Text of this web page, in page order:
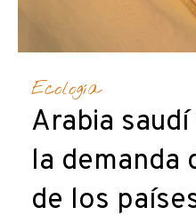
Ecología
Arabia
la demanda
de los